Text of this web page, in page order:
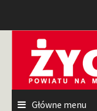
Główne menu